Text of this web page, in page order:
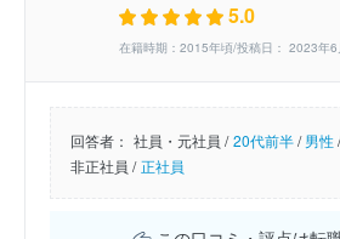
5.0
在籍時期：2015年頃/投稿日： 2023年6
回答者： 社員・元社員 / 20代前半/男性
非正社員 / 正社員